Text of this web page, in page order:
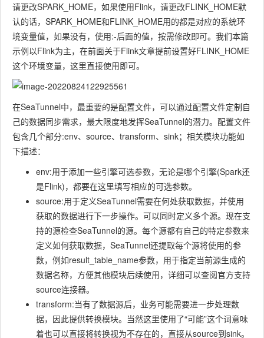
请更改SPARK_HOME，如果使用Flink，请更改FLINK_HOME默
认的话，SPARK_HOME和FLINK_HOME用的都是对应的系统环
境变量值，如果没有，使用:-后面的值，按需修改即可。我们本篇
示例以Flink为主，在前面关于Flink文章提前设置好FLINK_HOME
这个环境变量，这里直接使用即可。
在SeaTunnel中，最重要的是配置文件，可以通过配置文件定制自
己的数据同步需求，最大限度地发挥SeaTunnel的潜力。配置文件
包含几个部分:env、source、transform、sink；相关模块功能如
下描述：
env:用于添加一些引擎可选参数，无论是哪个引擎(Spark还
是Flink)，都要在这里填写相应的可选参数。
source:用于定义SeaTunnel需要在何处获取数据，并使用
获取的数据进行下一步操作。可以同时定义多个源。现在支
持的源检查SeaTunnel的源。每个源都有自己的特定参数来
定义如何获取数据，SeaTunnel还提取每个源将使用的参
数，例如result_table_name参数，用于指定当前源生成的
数据名称，方便其他模块后续使用，详细可以查阅官方支持
source连接器。
transform:当有了数据源后，业务可能需要进一步处理数
据，因此提供转换模块。当然这里使用了“可能”这个词意味
着也可以直接将转换视为不存在的，直接从source到sink。